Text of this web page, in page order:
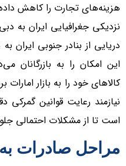
هزینه‌های تجارت را کاهش
نزدیکی جغرافیایی ایران به
دریایی از بنادر جنوبی
این امکان را به بازرگانان
کالاهای خود را به بازار
نیازمند رعایت قوانین
است تا از مشکلات احتمالی
مراحل صادرات